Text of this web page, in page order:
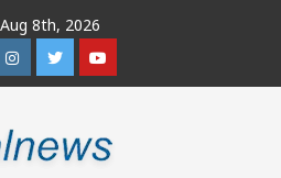
8th, 2026
InstagramTwitterYoutube